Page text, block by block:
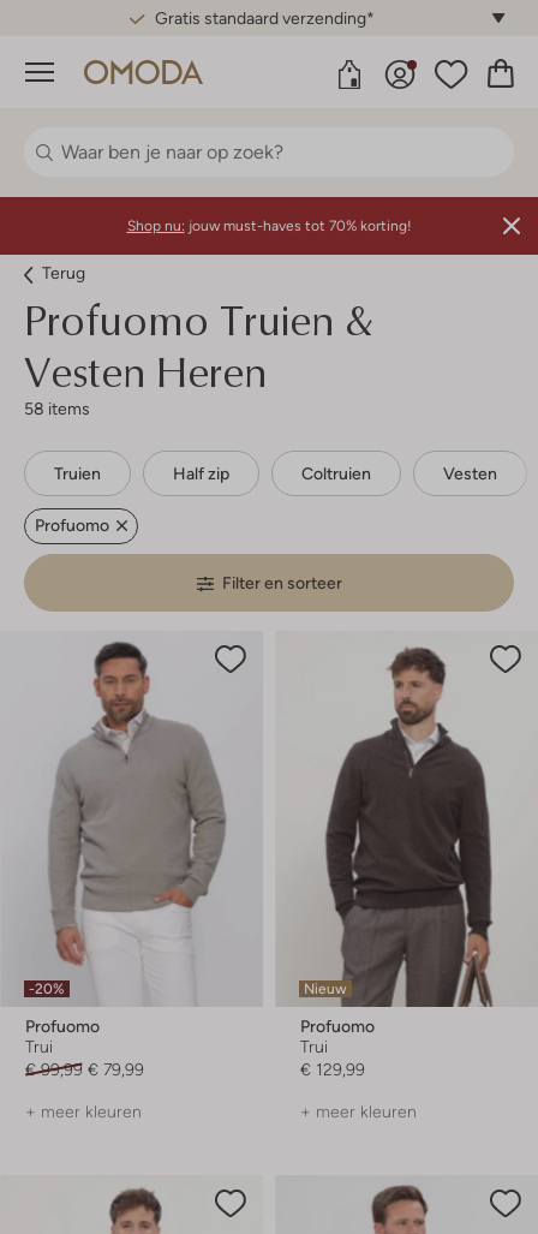
Gratis standaard verzending*
Menu
Shop nu: jouw must-haves tot 70% korting!
Terug
Profuomo Truien &
Vesten Heren
58 items
Truien Half zip Coltruien Vesten
Profuomo
Filter en sorteer
-20%
Profuomo
Trui
€ 99,99 € 79,99
+ meer kleuren
Nieuw
Profuomo
Trui
€ 129,99
+ meer kleuren